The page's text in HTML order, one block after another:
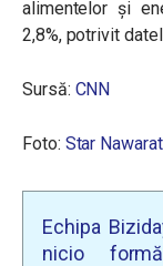
alimentelor şi
2,8%, potrivit
Sursă: CNN
Foto: Star Nawarat
Echipa
nicio